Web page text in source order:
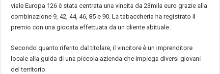
viale Europa 126 è stata centrata una vincita da 23mila euro grazie alla
combinazione 9, 42, 44, 46, 85 e 90. La tabaccheria ha registrato il
premio con una giocata effettuata da un cliente abituale.
Secondo quanto riferito dal titolare, il vincitore è un imprenditore
locale alla guida di una piccola azienda che impiega diversi giovani
del territorio.